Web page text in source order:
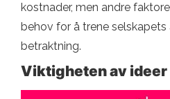
kostnader, men andre
behov for å trene
betraktning.
Viktigheten av ideer